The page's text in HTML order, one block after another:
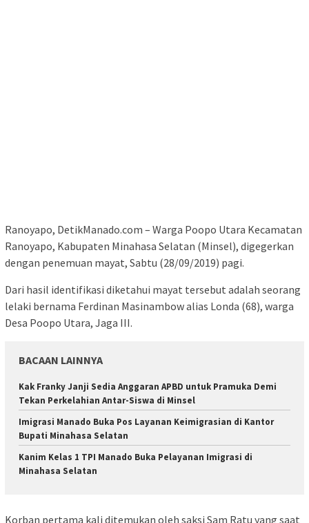
Ranoyapo, DetikManado.com – Warga Poopo Utara Kecamatan
Ranoyapo, Kabupaten Minahasa Selatan (Minsel), digegerkan
dengan penemuan mayat, Sabtu (28/09/2019) pagi.
Dari hasil identifikasi diketahui mayat tersebut adalah seorang
lelaki bernama Ferdinan Masinambow alias Londa (68), warga
Desa Poopo Utara, Jaga III.
BACAAN LAINNYA
Kak Franky Janji Sedia Anggaran APBD untuk Pramuka Demi
Tekan Perkelahian Antar-Siswa di Minsel
Imigrasi Manado Buka Pos Layanan Keimigrasian di Kantor
Bupati Minahasa Selatan
Kanim Kelas 1 TPI Manado Buka Pelayanan Imigrasi di
Minahasa Selatan
Korban pertama kali ditemukan oleh saksi Sam Ratu yang saat